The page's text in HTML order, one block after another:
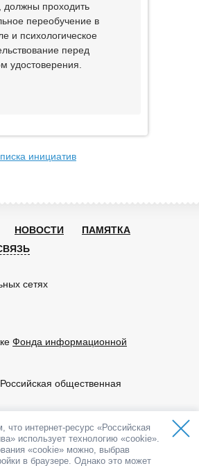
должны проходить
переобучение в
и психологическое
перед
удостоверения.
инициатив
общественная
портала обращайтесь:
62
НОВОСТИ
ПАМЯТКА
сетях
Фонда информационной
интернет-ресурс «Российская
использует технологию «cookie».
«cookie» можно, выбрав
в браузере. Однако это может